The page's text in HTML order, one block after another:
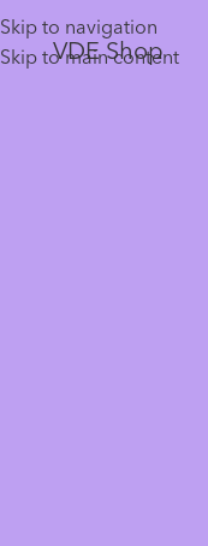
Skip to navigation
Skip to main content
VDE Shop